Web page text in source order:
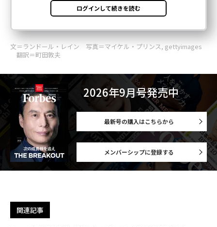
文＝ランドール・レイン 写真＝マイケル・プリンス, gettyimages
翻訳＝町田敦夫
2026年9月号発売中
最新号の購入はこちらから
メンバーシップに登録する
関連記事